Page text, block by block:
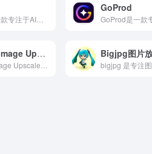
Upscayl是一款专注于AI图片无损放大领域的智能AI工具...
GoProd
ClipDrop Image Upscaler Bigjpg图片